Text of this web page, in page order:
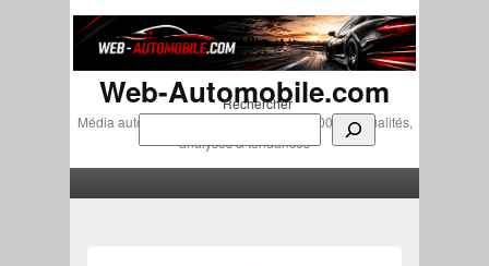
Rechercher
Web-Automobile.com
Média automobile indépendant depuis 2007 • Actualités,
analyses & tendances